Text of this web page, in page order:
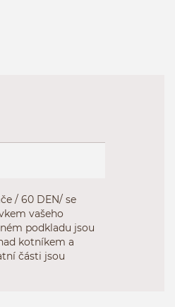
/ 60 DEN/ se
vašeho
podkladu jsou
kotníkem a
části jsou